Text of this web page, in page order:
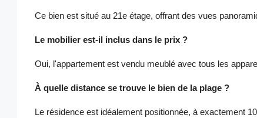
Ce bien est situé au 21e étage, offrant des vues
Le mobilier est-il inclus dans le prix ?
Oui, l'appartement est vendu meublé avec tous les
À quelle distance se trouve le bien de la plage ?
Le résidence est idéalement positionnée, à exactement